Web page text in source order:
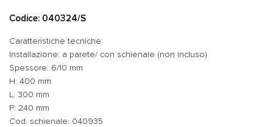
Codice: 040324/S
Caratteristiche tecniche:
Installazione: a parete/ con schienale (non incluso)
Spessore: 6/10 mm
H: 400 mm
L: 300 mm
P: 240 mm
Cod. schienale: 040935